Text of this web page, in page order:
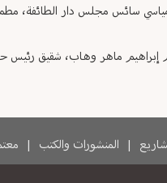
سائس مجلس دار الطائفة،
إبراهيم ماهر وهاب، شقيق رئيس
| المنشورات والكتب |